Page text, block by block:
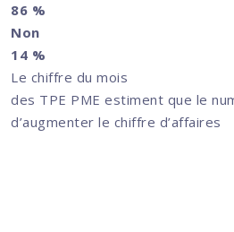
86 %
Non
14 %
Le chiffre du mois
des TPE PME estiment que le
d’augmenter le chiffre d’affaires